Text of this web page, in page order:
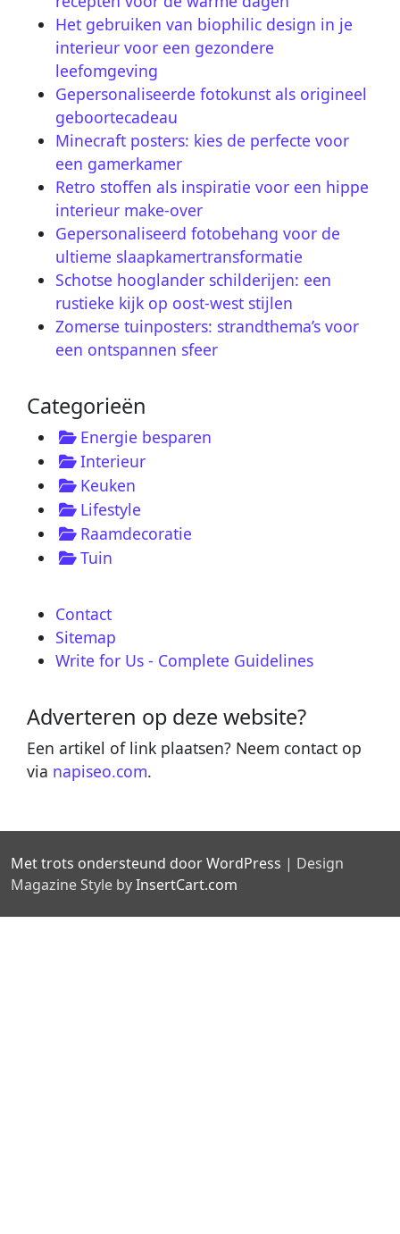
Het gebruiken van biophilic design in je
interieur voor een gezondere
leefomgeving
Gepersonaliseerde fotokunst als origineel
geboortecadeau
Minecraft posters: kies de perfecte voor
een gamerkamer
Retro stoffen als inspiratie voor een hippe
interieur make-over
Gepersonaliseerd fotobehang voor de
ultieme slaapkamertransformatie
Schotse hooglander schilderijen: een
rustieke kijk op oost-west stijlen
Zomerse tuinposters: strandthema’s voor
een ontspannen sfeer
Categorieën
Energie besparen
Interieur
Keuken
Lifestyle
Raamdecoratie
Tuin
Contact
Sitemap
Write for Us - Complete Guidelines
Adverteren op deze website?
Een artikel of link plaatsen? Neem contact op
via napiseo.com.
Met trots ondersteund door WordPress | Design
Magazine Style byInsertCart.com